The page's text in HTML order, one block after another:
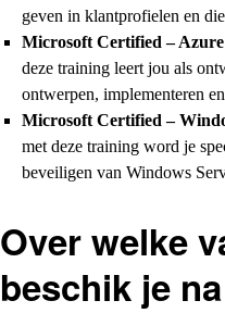
geven in klantprofielen en
Microsoft Certified –
deze training leert jou als
ontwerpen, implementeren
Microsoft Certified –
met deze training word je
beveiligen van Windows
Over welke
beschik je